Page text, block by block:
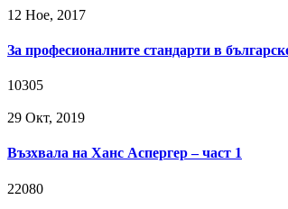
12 Ное, 2017
За професионалните стандарти в
10305
29 Окт, 2019
Възхвала на Ханс Аспергер – част 1
22080